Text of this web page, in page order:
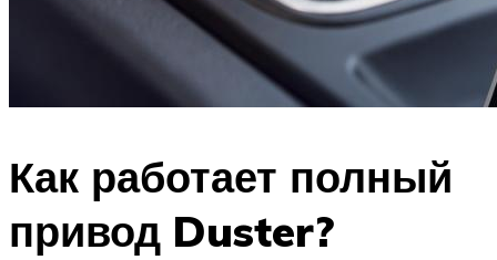
Как работает полный
привод Duster?